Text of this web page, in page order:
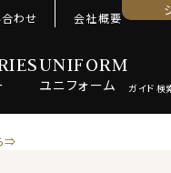
UNIFORM
ユニフォーム
わせ 会社概要
⇒